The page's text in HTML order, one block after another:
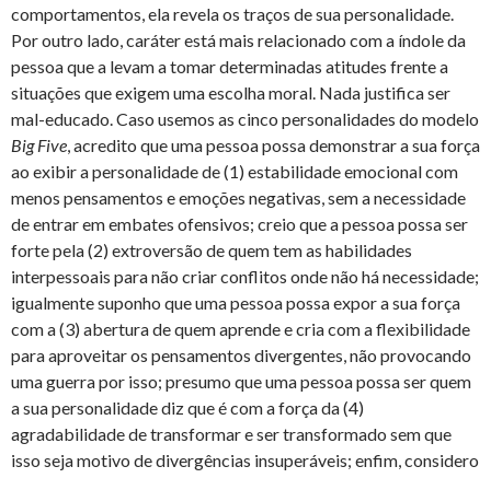
comportamentos, ela revela os traços de sua personalidade.
Por outro lado, caráter está mais relacionado com a índole da
pessoa que a levam a tomar determinadas atitudes frente a
situações que exigem uma escolha moral. Nada justifica ser
mal-educado. Caso usemos as cinco personalidades do modelo
Big Five, acredito que uma pessoa possa demonstrar a sua força
ao exibir a personalidade de (1) estabilidade emocional com
menos pensamentos e emoções negativas, sem a necessidade
de entrar em embates ofensivos; creio que a pessoa possa ser
forte pela (2) extroversão de quem tem as habilidades
interpessoais para não criar conflitos onde não há necessidade;
igualmente suponho que uma pessoa possa expor a sua força
com a (3) abertura de quem aprende e cria com a flexibilidade
para aproveitar os pensamentos divergentes, não provocando
uma guerra por isso; presumo que uma pessoa possa ser quem
a sua personalidade diz que é com a força da (4)
agradabilidade de transformar e ser transformado sem que
isso seja motivo de divergências insuperáveis; enfim, considero